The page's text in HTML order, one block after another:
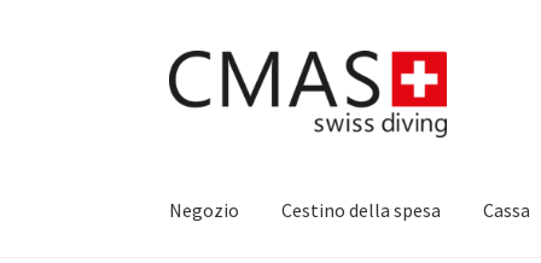
Vai
alla
Vai
al
Negozio Cestino della spesa Cassa